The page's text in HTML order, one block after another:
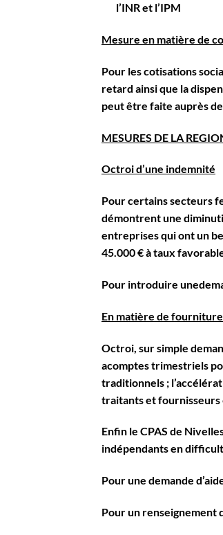
l’INR et l’IPM
Mesure en matière de
Pour les cotisations
retard ainsi que la
peut être faite auprès de
MESURES DE LA
Octroi d’une indemnité
Pour certains secteurs
démontrent une
entreprises qui ont un
45.000 € à taux
Pour introduire
En matière de
Octroi, sur simple
acomptes trimestriels
traditionnels ;
traitants et fournisseurs
Enfin le CPAS de
indépendants en
Pour une demande
Pour un renseignement